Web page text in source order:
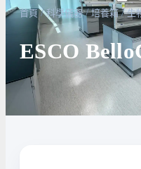
樣品濃縮/乾燥前
微量分注吸管pipette
實驗室攪拌器 | 振
首頁 / 科學儀器 / 培養箱 / 生
ESCO